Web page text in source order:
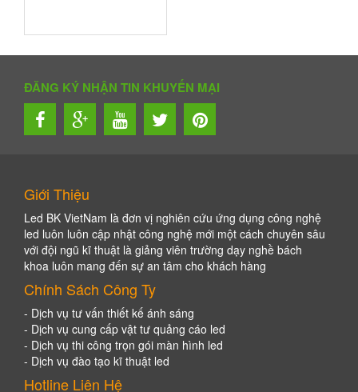
trên
ĐĂNG KÝ NHẬN TIN KHUYẾN MẠI
Giới Thiệu
Led BK VietNam là đơn vị nghiên cứu ứng dụng công nghệ
led luôn luôn cập nhật công nghệ mới một cách chuyên sâu
với đội ngũ kĩ thuật là giảng viên trường dạy nghề bách
khoa luôn mang đến sự an tâm cho khách hàng
Chính Sách Công Ty
- Dịch vụ tư vấn thiết kế ánh sáng
- Dịch vụ cung cấp vật tư quảng cáo led
- Dịch vụ thi công trọn gói màn hình led
- Dịch vụ đào tạo kĩ thuật led
Hotline Liên Hệ